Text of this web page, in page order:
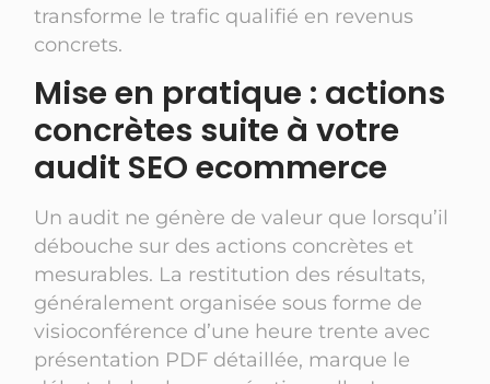
transforme le trafic qualifié en revenus
concrets.
Mise en pratique : actions
concrètes suite à votre
audit SEO ecommerce
Un audit ne génère de valeur que lorsqu’il
débouche sur des actions concrètes et
mesurables. La restitution des résultats,
généralement organisée sous forme de
visioconférence d’une heure trente avec
présentation PDF détaillée, marque le